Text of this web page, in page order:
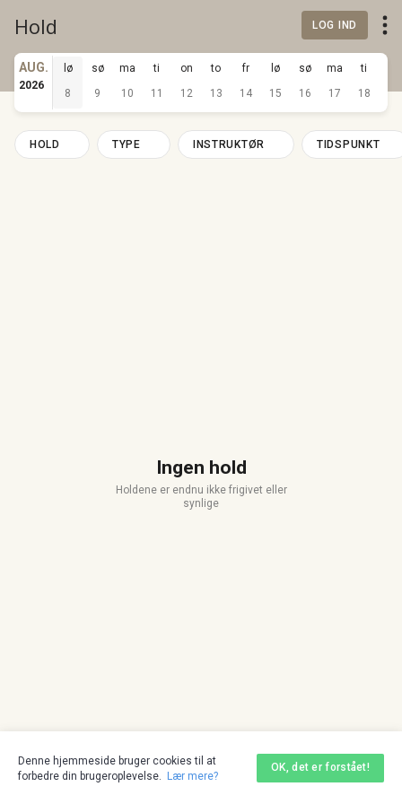
Hold LOG IND
AUG.
2026
lø
8
sø
9
ma
10
ti
11
on
12
to
13
fr
14
lø
15
sø
16
ma
17
ti
18
19
HOLD TYPE INSTRUKTØR TIDSPUNKT
Ingen hold
Holdene er endnu ikke frigivet eller
synlige
Denne hjemmeside bruger cookies til at
forbedre din brugeroplevelse.
Lær mere?
OK, det er forstået!